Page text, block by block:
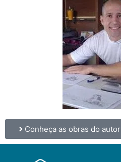
Conheça as obras do autor